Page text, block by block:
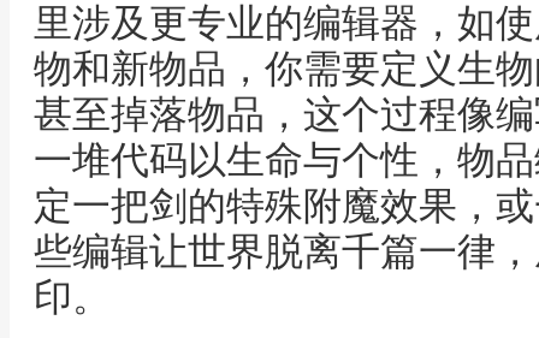
里涉及更专业的编辑器，如
物和新物品，你需要定义生
甚至掉落物品，这个过程像
一堆代码以生命与个性，物
定一把剑的特殊附魔效果，
些编辑让世界脱离千篇一律
印。